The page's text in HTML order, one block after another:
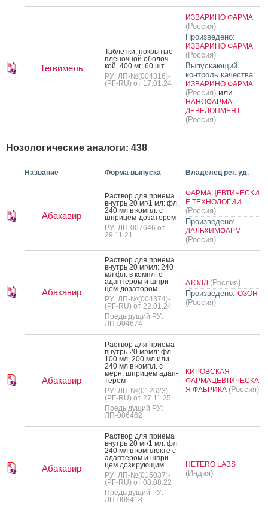
Тегвимель
Таб­летки, пок­ры­тые
пле­ноч­ной обо­лоч­
кой, 400 мг: 60 шт.
РУ: ЛП-№(004316)-
(РГ-RU) от 17.01.24
ИЗВАРИНО ФАРМА
(Россия)
Произведено:
ИЗВАРИНО ФАРМА
(Россия)
Выпускающий
контроль качества:
ИЗВАРИНО ФАРМА
(Россия) или
НАНОФАРМА
ДЕВЕЛОПМЕНТ
(Россия)
Нозологические аналоги: 438
Название Форма выпуска Владелец рег. уд.
Абакавир
Рас­твор для при­ема
внутрь 20 мг/1 мл: фл.
240 мл в компл. с
шпри­цем-до­зато­ром
РУ: ЛП-007646 от
29.11.21
ФАРМАЦЕВТИЧЕСКИ
Е ТЕХНОЛОГИИ
(Россия)
Произведено:
ДАЛЬХИМФАРМ
(Россия)
Абакавир
Рас­твор для при­ема
внутрь 20 мг/мл: 240
мл фл. в компл. с
адап­те­ром и шпри­
цем-до­зато­ром
РУ: ЛП-№(004374)-
(РГ-RU) от 22.01.24
Предыдущий РУ:
ЛП-004674
АТОЛЛ (Россия)
Произведено: ОЗОН
(Россия)
Абакавир
Рас­твор для при­ема
внутрь 20 мг/мл: фл.
100 мл, 200 мл или
240 мл в компл. с
мерн. шпри­цем адап­
те­ром
РУ: ЛП-№(012623)-
(РГ-RU) от 27.11.25
Предыдущий РУ:
ЛП-006462
КИРОВСКАЯ
ФАРМАЦЕВТИЧЕСКА
Я ФАБРИКА (Россия)
Абакавир
Рас­твор для при­ема
внутрь 20 мг/1 мл: фл.
240 мл в ком­плек­те с
адап­те­ром и шпри­
цем до­зиру­ющим
РУ: ЛП-№(015037)-
(РГ-RU) от 08.08.22
Предыдущий РУ:
ЛП-008418
HETERO LABS
(Индия)